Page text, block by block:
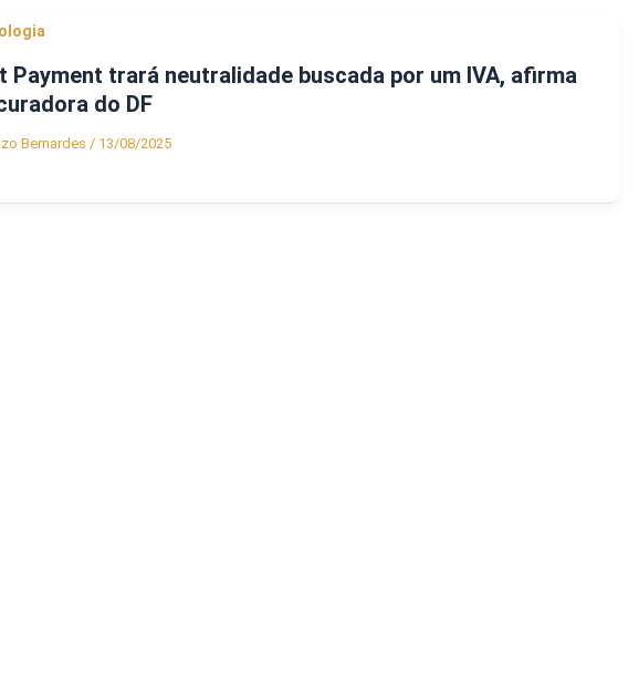
Payment trará neutralidade buscada por um IVA, afirma
do DF
Bernardes / 13/08/2025